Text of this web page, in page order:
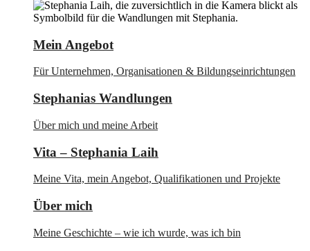
Mein Angebot
Für Unternehmen, Organisationen & Bildungseinrichtungen
Stephanias Wandlungen
Über mich und meine Arbeit
Vita – Stephania Laih
Meine Vita, mein Angebot, Qualifikationen und Projekte
Über mich
Meine Geschichte – wie ich wurde, was ich bin